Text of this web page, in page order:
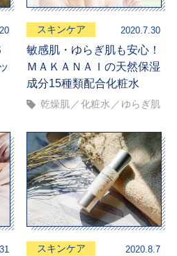
スキンケア 2020.7.30
敏感肌・ゆらぎ肌も安心！
ＭＡＫＡＮＡＩの天然保湿
成分15種類配合化粧水
乾燥肌 化粧水 ゆらぎ肌
スキンケア 2020.8.7